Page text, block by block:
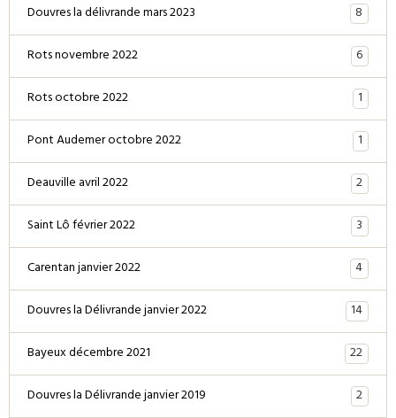
Douvres la délivrande mars 2023
8
Rots novembre 2022
6
Rots octobre 2022
1
Pont Audemer octobre 2022
1
Deauville avril 2022
2
Saint Lô février 2022
3
Carentan janvier 2022
4
Douvres la Délivrande janvier 2022
14
Bayeux décembre 2021
22
Douvres la Délivrande janvier 2019
2